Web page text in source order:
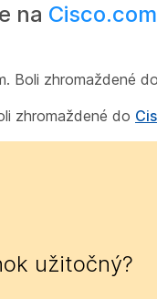
na Cisco.com
Boli zhromaždené do
zhromaždené do
užitočný?